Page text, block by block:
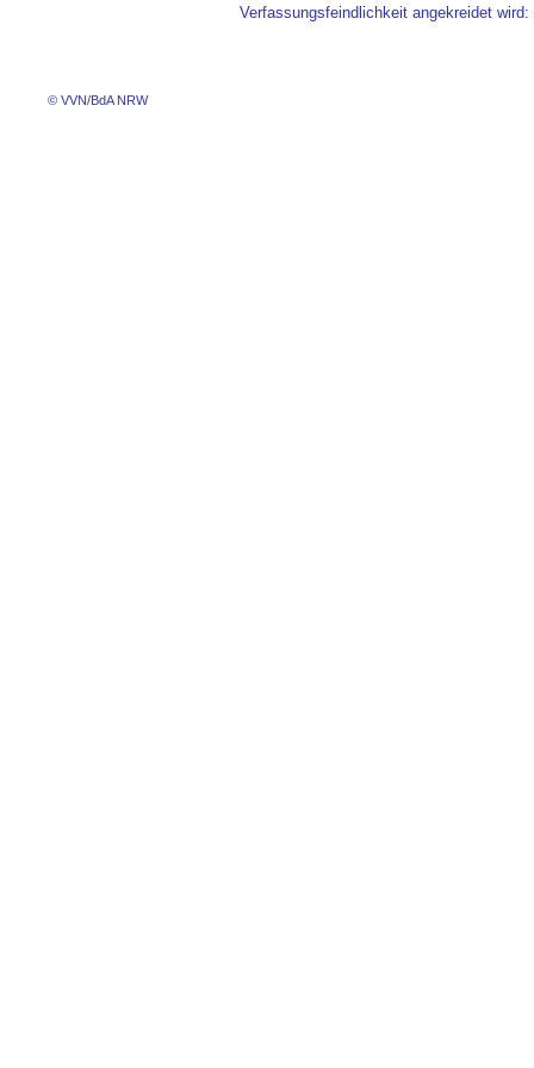
Verfassungsfeindlichkeit angekreidet
© VVN/BdA NRW